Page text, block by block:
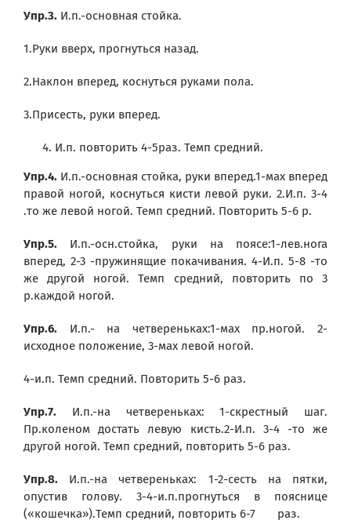
Упр.3. И.п.-основная стойка.
1.Руки вверх, прогнуться назад.
2.Наклон вперед, коснуться руками пола.
3.Присесть, руки вперед.
И.п. повторить 4-5раз. Темп средний.
Упр.4. И.п.-основная стойка, руки вперед.1-мах вперед
правой ногой, коснуться кисти левой руки. 2.И.п. 3-4
.то же левой ногой. Темп средний. Повторить 5-6 р.
Упр.5. И.п.-осн.стойка, руки на поясе:1-лев.нога
вперед, 2-3 -пружинящие покачивания. 4-И.п. 5-8 -то
же другой ногой. Темп средний, повторить по 3
р.каждой ногой.
Упр.6. И.п.- на четвереньках:1-мах пр.ногой. 2-
исходное положение, 3-мах левой ногой.
4-и.п. Темп средний. Повторить 5-6 раз.
Упр.7. И.п.-на четвереньках: 1-скрестный шаг.
Пр.коленом достать левую кисть.2-И.п. 3-4 -то же
другой ногой. Темп средний, повторить 5-6 раз.
Упр.8. И.п.-на четвереньках: 1-2-сесть на пятки,
опустив голову. 3-4-и.п.прогнуться в пояснице
(«кошечка»).Темп средний, повторить 6-7 раз.